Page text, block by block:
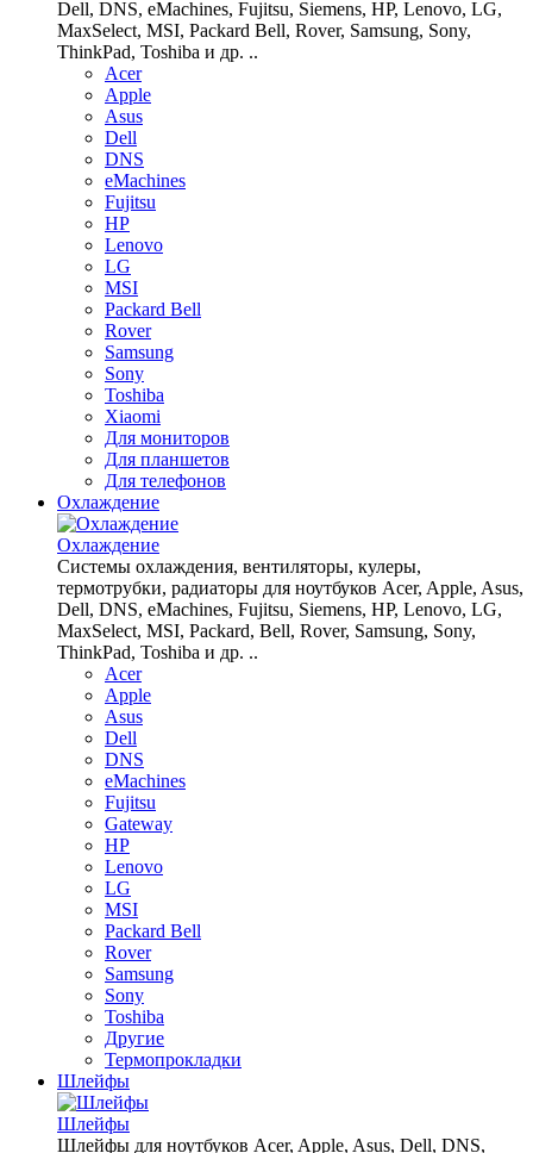
Dell, DNS, eMachines, Fujitsu, Siemens, HP, Lenovo, LG,
MaxSelect, MSI, Packard Bell, Rover, Samsung, Sony,
ThinkPad, Toshiba и др. ..
Acer
Apple
Asus
Dell
DNS
eMachines
Fujitsu
HP
Lenovo
LG
MSI
Packard Bell
Rover
Samsung
Sony
Toshiba
Xiaomi
Для мониторов
Для планшетов
Для телефонов
Охлаждение
Охлаждение
Системы охлаждения, вентиляторы, кулеры,
термотрубки, радиаторы для ноутбуков Acer, Apple, Asus,
Dell, DNS, eMachines, Fujitsu, Siemens, HP, Lenovo, LG,
MaxSelect, MSI, Packard, Bell, Rover, Samsung, Sony,
ThinkPad, Toshiba и др. ..
Acer
Apple
Asus
Dell
DNS
eMachines
Fujitsu
Gateway
HP
Lenovo
LG
MSI
Packard Bell
Rover
Samsung
Sony
Toshiba
Другие
Термопрокладки
Шлейфы
Шлейфы
Шлейфы для ноутбуков Acer, Apple, Asus, Dell, DNS,